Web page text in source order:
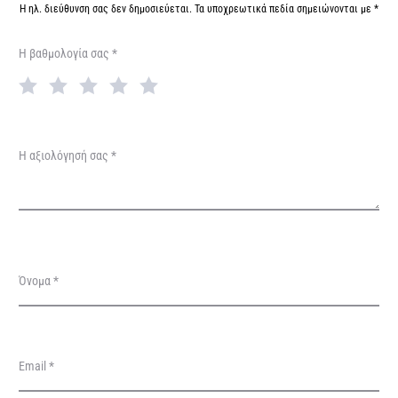
γ
ή
ε
Η ηλ. διεύθυνση σας δεν δημοσιεύεται. Τα υποχρεωτικά πεδία σημειώνονται με *
Η βαθμολογία σας *
Η αξιολόγησή σας *
Όνομα *
Email *